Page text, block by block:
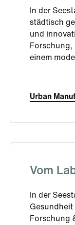
In der
städtisch
und
Forschung,
einem
Urban
Vom
In der
Forschung